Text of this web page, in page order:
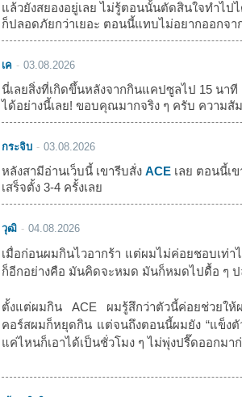
แล้วยังสยองอยู่เลย ไม่รู้ตอนนั้นตัดสินใจทำไป
ก็ปลอดภัยกว่าเยอะ ตอนนี้แทบไม่อยากออกจา
เค 03.08.2026
นี่เลยสิ่งที่เกิดขึ้นหลังจากกินแคปซูลไป 15 นา
ได้อย่างนี้เลย! ขอบคุณมากจริง ๆ ครับ ความ
กระจิบ 03.08.2026
หลังสามีอ่านเว็บนี้ เขารีบสั่ง ACEเลย ตอนนี้เข
เสร็จตั้ง 3-4 ครั้งเลย
วุฒิ 04.08.2026
เมื่อก่อนผมกินไวอากร้า แต่ผมไม่ค่อยชอบเท่
ก็อีกอย่างคือ มันคิดจะหมด มันก็หมดไปดื้อ ๆ
ตั้งแต่ผมกิน ACE ผมรู้สึกว่าตัวนี้ค่อยช่วยใ
คอร์สผมก็หยุดกิน แต่จนถึงตอนนี้ผมยัง “แข็ง
แค่ไหนก็เอาได้เป็นชั่วโมง ๆ ไม่พุ่งปรี๊ดออกม